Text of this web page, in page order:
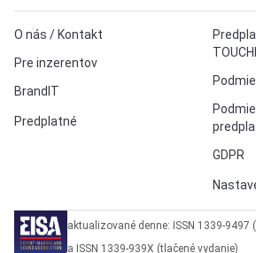
O nás / Kontakt
Pre inzerentov
BrandIT
Predplatné
GDPR
aktualizované denne: ISSN 1339-9497
a ISSN 1339-939X (tlačené vydanie)